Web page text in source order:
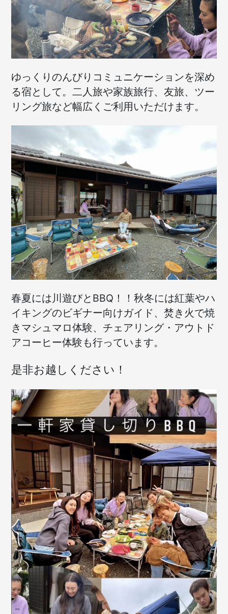
ゆっくりのんびりコミュニケーションを深め
る宿として。二人旅や家族旅行、友旅、ツー
リング旅など幅広くご利用いただけます。
春夏には川遊びとBBQ！！秋冬には紅葉やハ
イキングのビギナー向けガイド、焚き火で焼
きマシュマロ体験、チェアリング・アウトド
アコーヒー体験も行っています。
是非お越しください！